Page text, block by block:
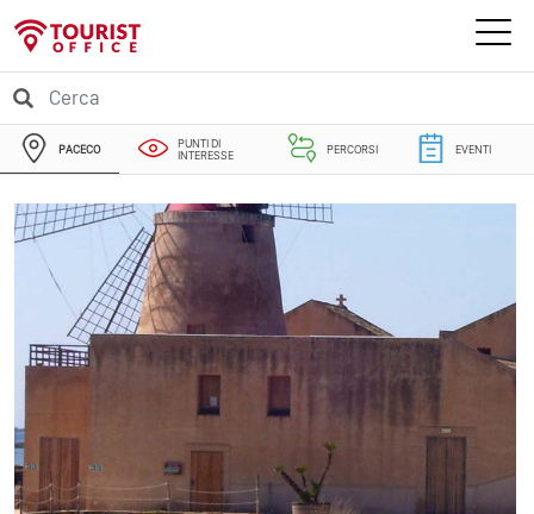
PACECO
PUNTI DI
INTERESSE
PERCORSI EVENTI